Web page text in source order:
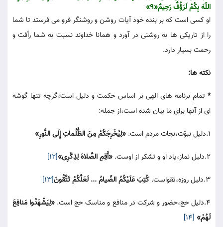
اللّهَ بِکُمْ لَرَؤُفٌ رَحِیمٌ«9»
او کسی است که بر بنده خود آیات روشن و روشنگر فرو می فرستد تا شما
را از تاریکی ها به روشنی در آورد و همانا خداوند نسبت به شما رأفت و
رحمت بسیار دارد.
نکته ها:
* تمام برنامه های الهی بر اساس حکمت و دلیل است،گرچه تنها گوشه
ای از آنها برای ما بیان شده است،از جمله:
1.دلیل نبوّت،نجات مردم است. «لِیُخْرِجَکُمْ مِنَ الظُّلُماتِ إِلَی النُّورِ»
2.دلیل نماز،یاد او و تشکر از اوست. «أَقِمِ الصَّلاهَ لِذِکْرِی»[12]
3.دلیل روزه،تقواست. کُتِبَ عَلَیْکُمُ الصِّیامُ ... لَعَلَّکُمْ تَتَّقُونَ[13]
4.دلیل حج،حضور و شرکت در منافع و مناسک حج است.
«لِیَشْهَدُوا مَنافِعَ
لَهُمْ» [14]